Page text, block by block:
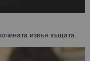
извън къщата.